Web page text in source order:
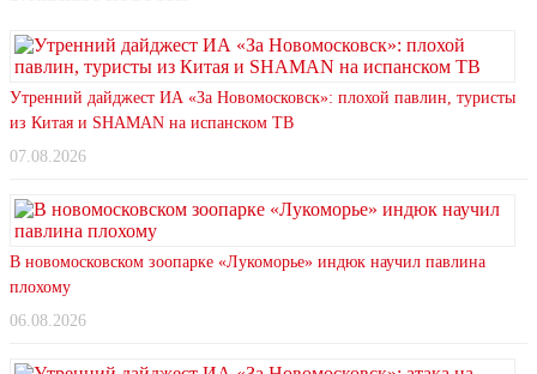
Утренний дайджест ИА «За Новомосковск»: плохой павлин, туристы
из Китая и SHAMAN на испанском ТВ
07.08.2026
В новомосковском зоопарке «Лукоморье» индюк научил павлина
плохому
06.08.2026